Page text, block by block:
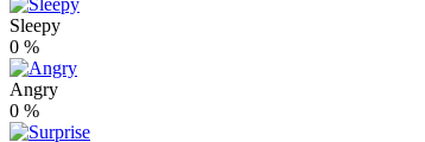
Sleepy
0 %
Angry
0 %